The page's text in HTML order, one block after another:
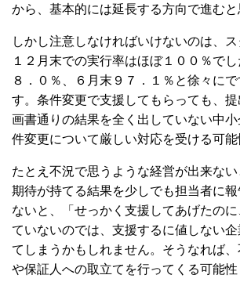
から、基本的には延長する方向で進むと
しかし注意しなければいけないのは、
１２月末での実行率はほぼ１００％で
８．０％、６月末９７．１％と徐々に
す。条件変更で支援してもらっても、
画書通りの結果を全く出していない中
件変更について厳しい対応を受ける可能
たとえ不況で思うような経営が出来な
期待が持てる結果を少しでも担当者に
ないと、「せっかく支援してあげたの
ていないのでは、支援するに値しない
てしまうかもしれません。 そうなれば
や保証人への取立てを行ってくる可能性